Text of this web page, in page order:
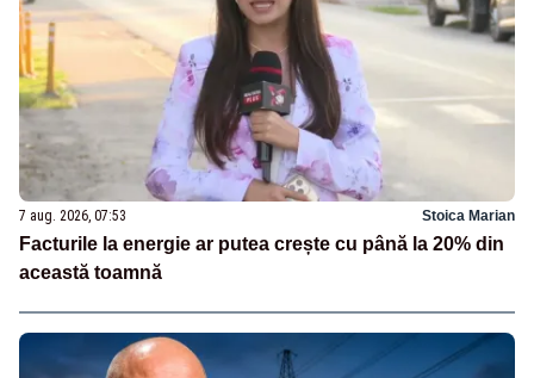
7 aug. 2026, 07:53 Stoica Marian
Facturile la energie ar putea crește cu până la 20% din
această toamnă